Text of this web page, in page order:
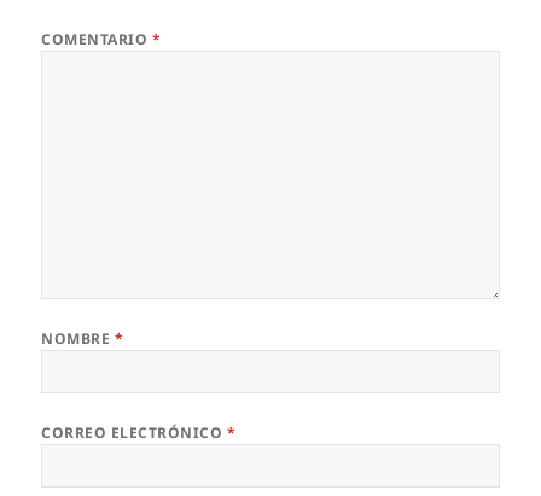
COMENTARIO *
NOMBRE *
CORREO ELECTRÓNICO *